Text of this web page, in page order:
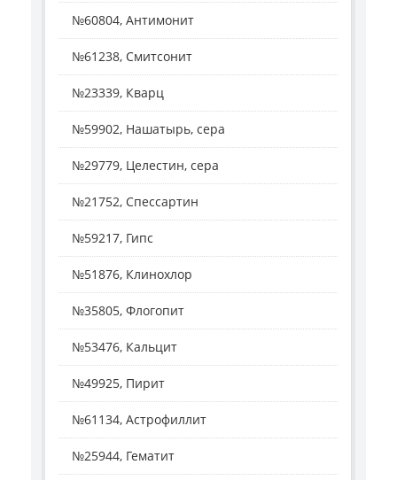
№60804, Антимонит
№61238, Смитсонит
№23339, Кварц
№59902, Нашатырь, сера
№29779, Целестин, сера
№21752, Спессартин
№59217, Гипс
№51876, Клинохлор
№35805, Флогопит
№53476, Кальцит
№49925, Пирит
№61134, Астрофиллит
№25944, Гематит